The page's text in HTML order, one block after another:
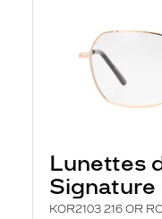
Lunettes
Signature
KOR2103 216 OR